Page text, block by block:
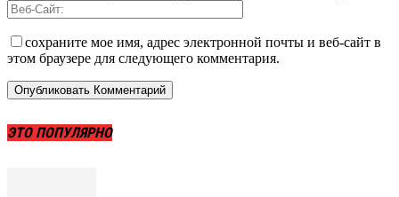
сохраните мое имя, адрес электронной почты и веб-сайт в
этом браузере для следующего комментария.
ЭТО ПОПУЛЯРНО